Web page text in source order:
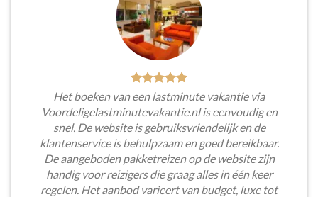
Het boeken van een lastminute vakantie via
Voordeligelastminutevakantie.nl is eenvoudig en
snel. De website is gebruiksvriendelijk en de
klantenservice is behulpzaam en goed bereikbaar.
De aangeboden pakketreizen op de website zijn
handig voor reizigers die graag alles in één keer
regelen. Het aanbod varieert van budget, luxe tot